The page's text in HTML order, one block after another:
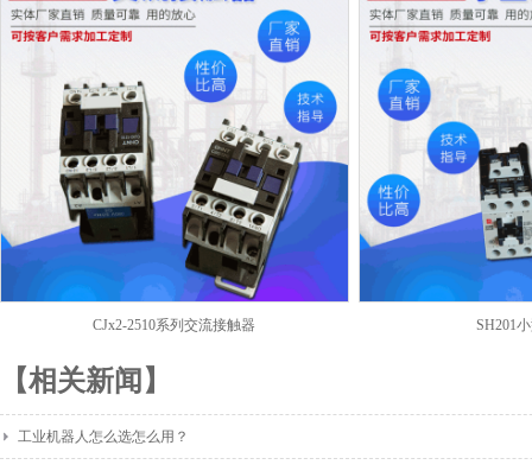
CJx2-2510系列交流接触器 SH201
【相关新闻】
工业机器人怎么选怎么用？